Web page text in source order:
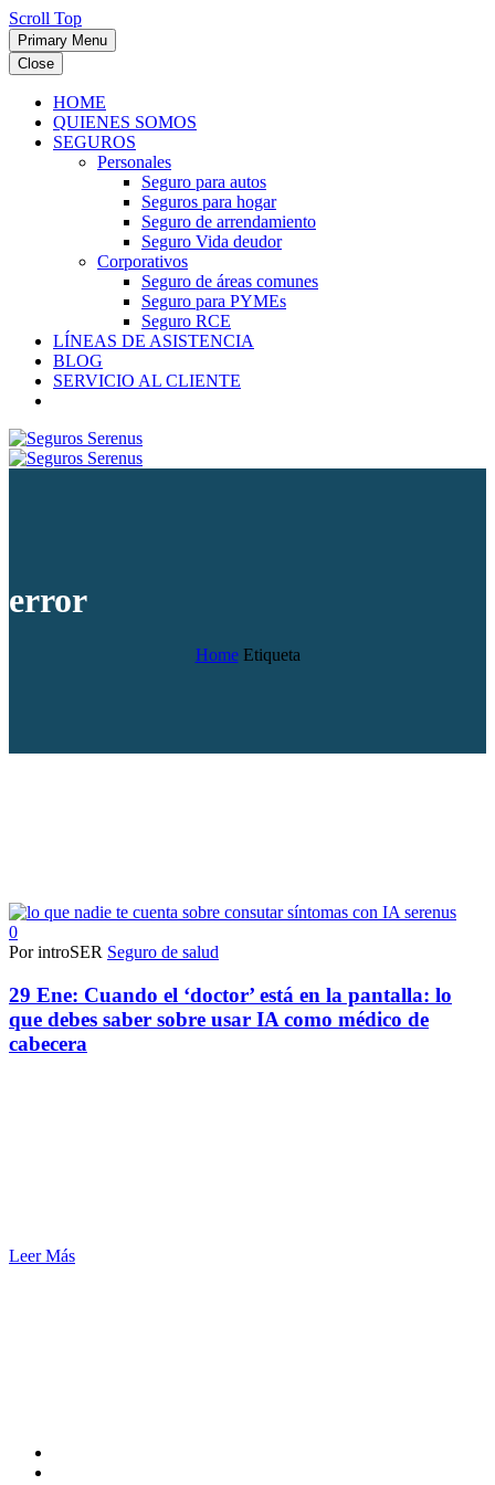
Scroll Top
Primary Menu
Close
HOME
QUIENES SOMOS
SEGUROS
Personales
Seguro para autos
Seguros para hogar
Seguro de arrendamiento
Seguro Vida deudor
Corporativos
Seguro de áreas comunes
Seguro para PYMEs
Seguro RCE
LÍNEAS DE ASISTENCIA
BLOG
SERVICIO AL CLIENTE
error
Home Etiqueta
0
Por introSER Seguro de salud
29 Ene: Cuando el ‘doctor’ está en la pantalla: lo
que debes saber sobre usar IA como médico de
cabecera
Leer Más